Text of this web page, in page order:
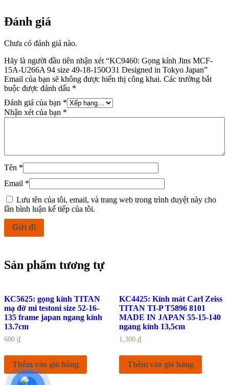
Đánh giá
Chưa có đánh giá nào.
Hãy là người đầu tiên nhận xét “KC9460: Gọng kính Jins MCF-
15A-U266A 94 size 49-18-150O31 Designed in Tokyo Japan”
Email của bạn sẽ không được hiển thị công khai. Các trường bắt
buộc được đánh dấu *
Đánh giá của bạn *
Nhận xét của bạn *
Tên *
Email *
Lưu tên của tôi, email, và trang web trong trình duyệt này cho
lần bình luận kế tiếp của tôi.
Sản phẩm tương tự
KC5625: gọng kính TITAN
mạ đờ mi testoni size 52-16-
135 frame japan ngang kính
13.7cm
600 ₫
Thêm vào giỏ hàng
KC4425: Kính mát Carl Zeiss
TITAN TI-P T5896 8101
MADE IN JAPAN 55-15-140
ngang kính 13,5cm
1,300 ₫
Thêm vào giỏ hàng